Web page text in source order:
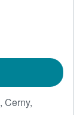
, Cerny,